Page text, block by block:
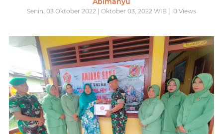
Senin, 03 Oktober 2022 | Oktober 03, 2022 WIB | 0 Views